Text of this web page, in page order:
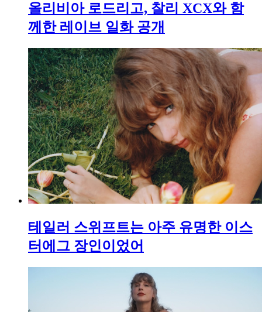
올리비아 로드리고, 찰리 XCX와 함
께한 레이브 일화 공개
테일러 스위프트는 아주 유명한 이스
터에그 장인이었어